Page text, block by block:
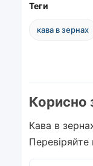
Теги
кава в зернах
Корисно
Кава в